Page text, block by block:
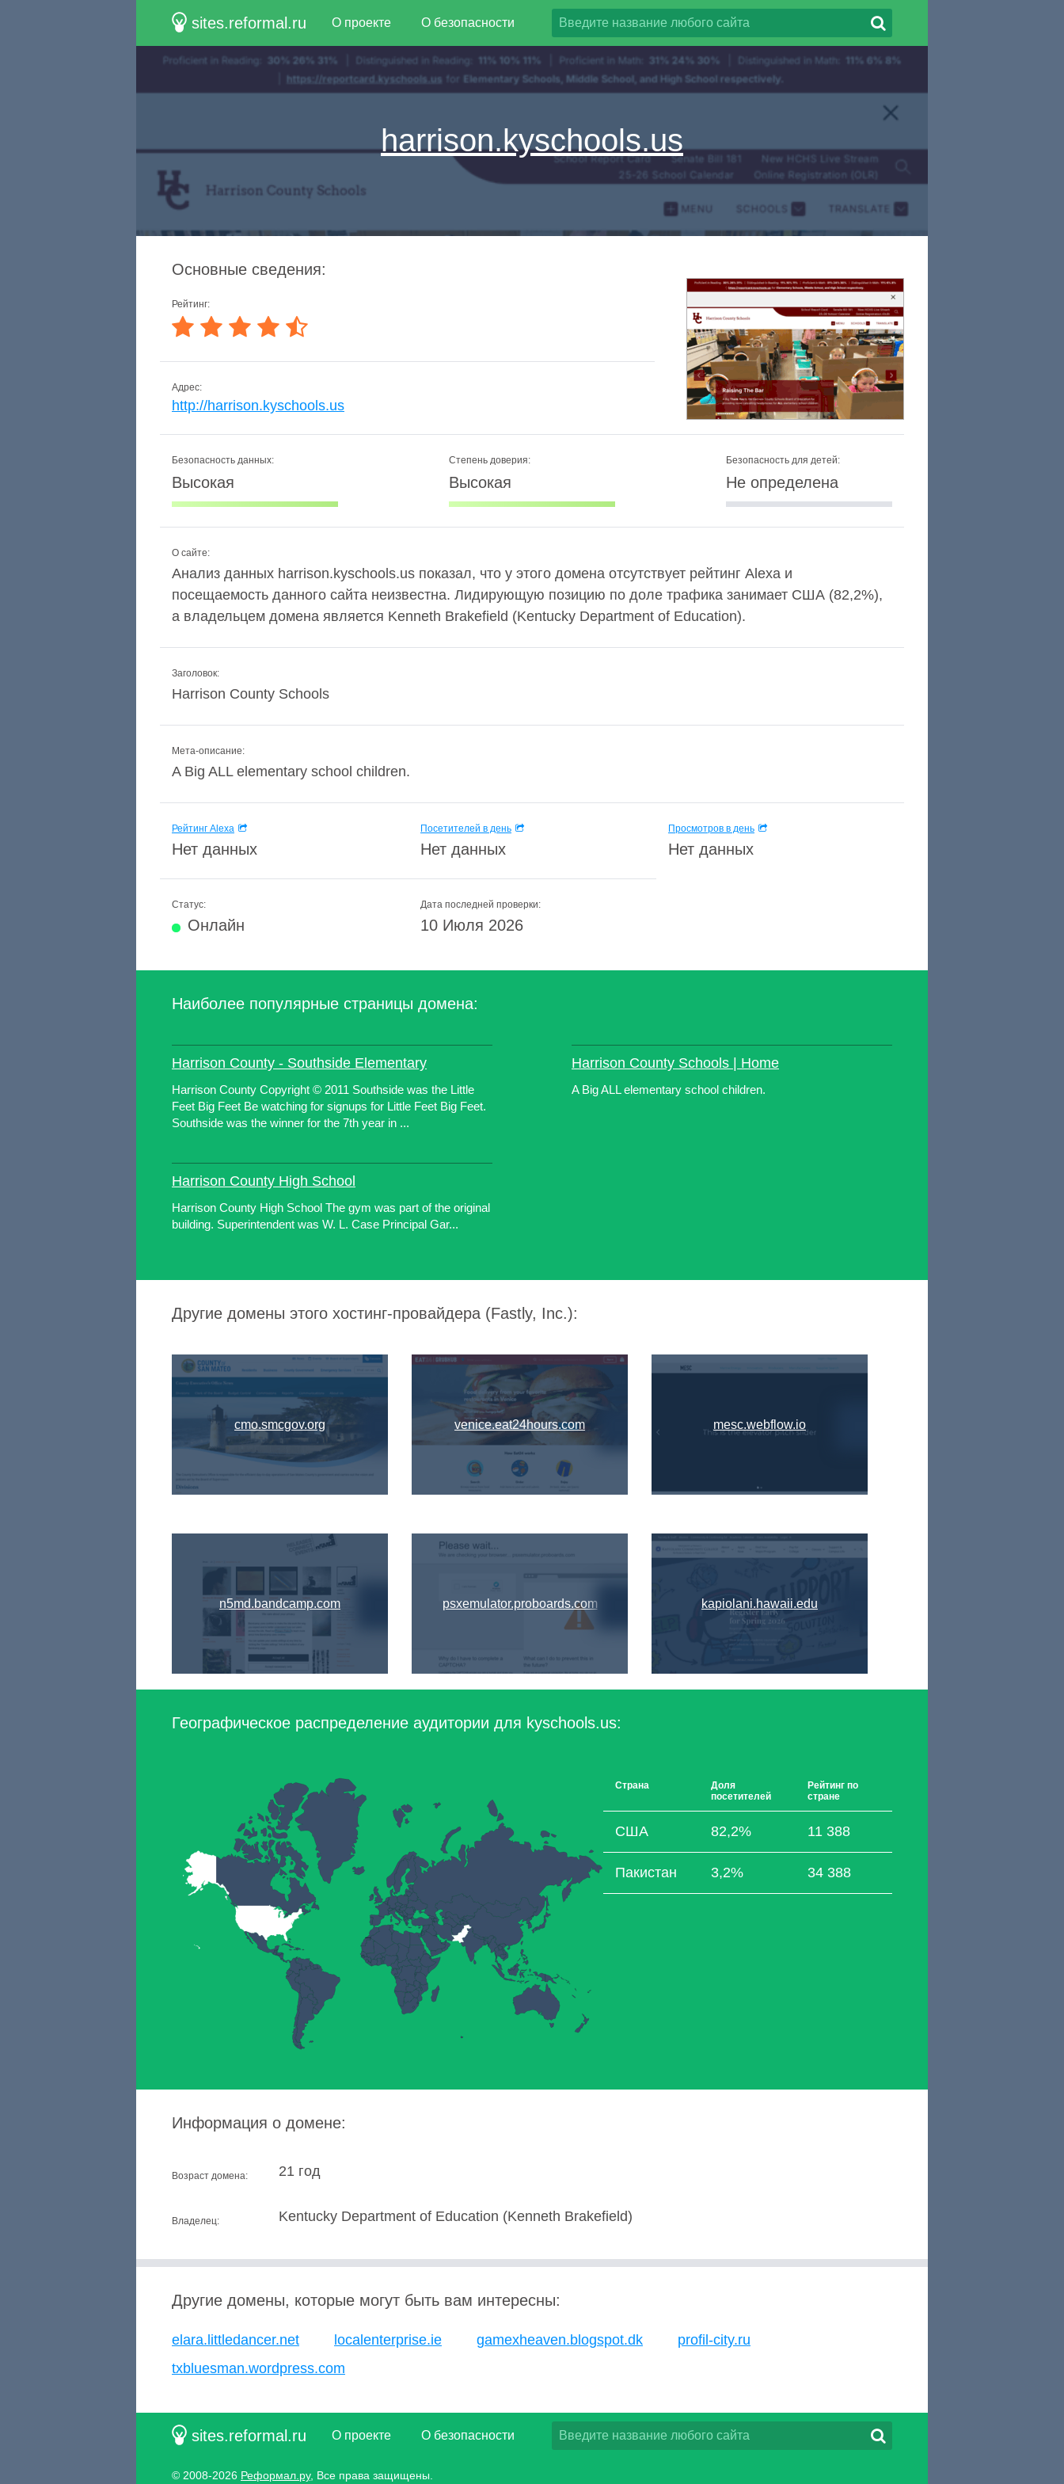
sites.reformal.ru О проекте О безопасности
harrison.kyschools.us
Основные сведения:
Рейтинг:
Адрес:
http://harrison.kyschools.us
Безопасность данных:
Высокая
Степень доверия:
Высокая
Безопасность для детей:
Не определена
О сайте:
Анализ данных harrison.kyschools.us показал, что у этого домена отсутствует рейтинг Alexa и
посещаемость данного сайта неизвестна. Лидирующую позицию по доле трафика занимает США (82,2%),
а владельцем домена является Kenneth Brakefield (Kentucky Department of Education).
Заголовок:
Harrison County Schools
Мета-описание:
A Big ALL elementary school children.
Рейтинг Alexa
Нет данных
Посетителей в день
Нет данных
Просмотров в день
Нет данных
Статус:
Онлайн
Дата последней проверки:
10 Июля 2026
Наиболее популярные страницы домена:
Harrison County - Southside Elementary
Harrison County Copyright © 2011 Southside was the Little
Feet Big Feet Be watching for signups for Little Feet Big Feet.
Southside was the winner for the 7th year in ...
Harrison County High School
Harrison County High School The gym was part of the original
building. Superintendent was W. L. Case Principal Gar...
Harrison County Schools | Home
A Big ALL elementary school children.
Другие домены этого хостинг-провайдера (Fastly, Inc.):
cmo.smcgov.org
n5md.bandcamp.com
venice.eat24hours.com
psxemulator.proboards.com
mesc.webflow.io
kapiolani.hawaii.edu
Географическое распределение аудитории для kyschools.us:
Страна
Доля
посетителей
Рейтинг по
стране
США 82,2% 11 388
Пакистан 3,2% 34 388
Информация о домене:
Возраст домена: 21 год
Владелец: Kentucky Department of Education (Kenneth Brakefield)
Другие домены, которые могут быть вам интересны:
elara.littledancer.net localenterprise.ie gamexheaven.blogspot.dk
profil-city.ru
txbluesman.wordpress.com
sites.reformal.ru О проекте О безопасности
© 2008-2026 Реформал.ру, Все права защищены.